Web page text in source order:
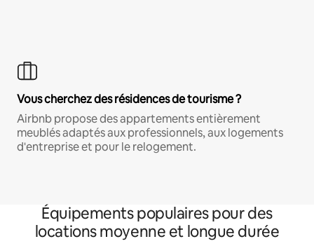
Vous cherchez des résidences de tourisme ?
Airbnb propose des appartements entièrement
meublés adaptés aux professionnels, aux logements
d'entreprise et pour le relogement.
Équipements populaires pour des
locations moyenne et longue durée